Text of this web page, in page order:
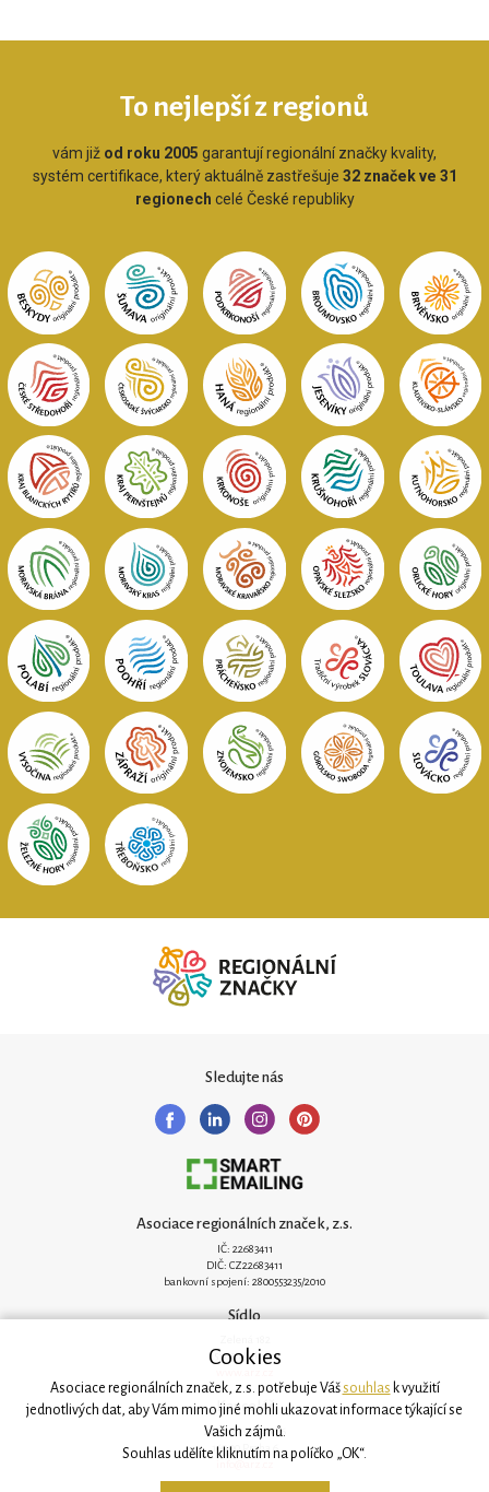
To nejlepší z regionů
vám již od roku 2005 garantují regionální značky kvality,
systém certifikace, který aktuálně zastřešuje 32 značek ve 31
regionech celé České republiky
Sledujte nás
Asociace regionálních značek, z.s.
IČ: 22683411
DIČ: CZ22683411
bankovní spojení: 2800553235/2010
Sídlo
251 62 Mukařov
Kancelář
Svatovítská 906/6
160 00 Praha 6
Cookies
Asociace regionálních značek, z.s. potřebuje Vášsouhlas k využití
jednotlivých dat, aby Vám mimo jiné mohli ukazovat informace týkající se
Vašich zájmů.
Souhlas udělíte kliknutím na políčko „OK“.